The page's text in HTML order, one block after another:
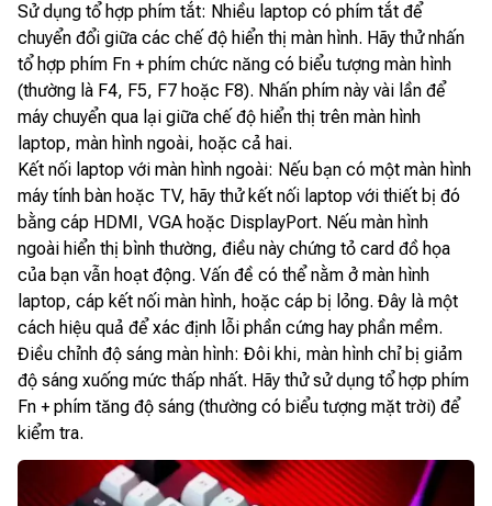
Sử dụng tổ hợp phím tắt: Nhiều laptop có phím tắt để
chuyển đổi giữa các chế độ hiển thị màn hình. Hãy thử nhấn
tổ hợp phím Fn + phím chức năng có biểu tượng màn hình
(thường là F4, F5, F7 hoặc F8). Nhấn phím này vài lần để
máy chuyển qua lại giữa chế độ hiển thị trên màn hình
laptop, màn hình ngoài, hoặc cả hai.
Kết nối laptop với màn hình ngoài: Nếu bạn có một màn hình
máy tính bàn hoặc TV, hãy thử kết nối laptop với thiết bị đó
bằng cáp HDMI, VGA hoặc DisplayPort. Nếu màn hình
ngoài hiển thị bình thường, điều này chứng tỏ card đồ họa
của bạn vẫn hoạt động. Vấn đề có thể nằm ở màn hình
laptop, cáp kết nối màn hình, hoặc cáp bị lỏng. Đây là một
cách hiệu quả để xác định lỗi phần cứng hay phần mềm.
Điều chỉnh độ sáng màn hình: Đôi khi, màn hình chỉ bị giảm
độ sáng xuống mức thấp nhất. Hãy thử sử dụng tổ hợp phím
Fn + phím tăng độ sáng (thường có biểu tượng mặt trời) để
kiểm tra.